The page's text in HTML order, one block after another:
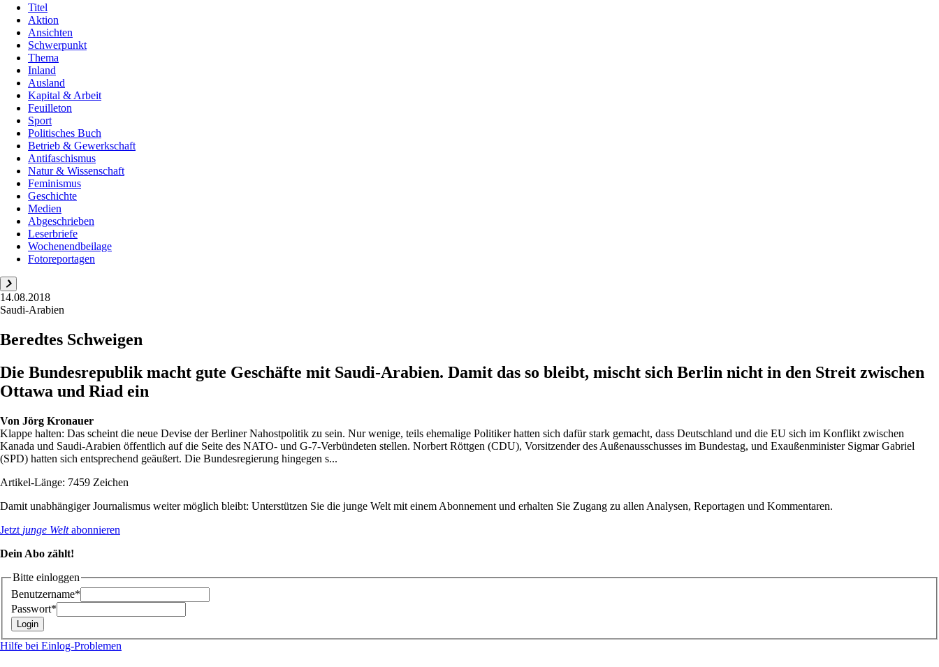
Titel
Aktion
Ansichten
Schwerpunkt
Thema
Inland
Ausland
Kapital & Arbeit
Feuilleton
Sport
Politisches Buch
Betrieb & Gewerkschaft
Antifaschismus
Natur & Wissenschaft
Feminismus
Geschichte
Medien
Abgeschrieben
Leserbriefe
Wochenendbeilage
Fotoreportagen
14.08.2018
Saudi-Arabien
Beredtes Schweigen
Die Bundesrepublik macht gute Geschäfte mit Saudi-Arabien. Damit das so bleibt, mischt sich Berlin nicht in den Streit zwischen
Ottawa und Riad ein
Von Jörg Kronauer
Klappe halten: Das scheint die neue Devise der Berliner Nahostpolitik zu sein. Nur wenige, teils ehemalige Politiker hatten sich dafür stark gemacht, dass Deutschland und die EU sich im Konflikt zwischen
Kanada und Saudi-Arabien öffentlich auf die Seite des NATO- und G-7-Verbündeten stellen. Norbert Röttgen (CDU), Vorsitzender des Außenausschusses im Bundestag, und Exaußenminister Sigmar Gabriel
(SPD) hatten sich entsprechend geäußert. Die Bundesregierung hingegen s...
Artikel-Länge: 7459 Zeichen
Damit unabhängiger Journalismus weiter möglich bleibt: Unterstützen Sie die junge Welt mit einem Abonnement und erhalten Sie Zugang zu allen Analysen, Reportagen und Kommentaren.
Jetzt junge Weltabonnieren
Dein Abo zählt!
Bitte einloggen
Benutzername*
Passwort*
Hilfe bei Einlog-Problemen